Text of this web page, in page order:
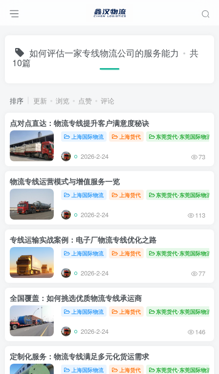
如何评估一家专线物流公司的服务能力 共
10篇
排序 更新 浏览 点赞 评论
点对点直达：物流专线提升客户满意度秘诀
上海国际物流 上海货代 东莞货代-东莞国际物流
2026-2-24 73
物流专线运营模式与增值服务一览
上海国际物流 上海货代 东莞货代-东莞国际物流
2026-2-24 113
专线运输实战案例：电子厂物流专线优化之路
上海国际物流 上海货代 东莞货代-东莞国际物流
2026-2-24 77
全国覆盖：如何挑选优质物流专线承运商
上海国际物流 上海货代 东莞货代-东莞国际物流
2026-2-24 146
定制化服务：物流专线满足多元化货运需求
上海国际物流 上海货代 东莞货代-东莞国际物流